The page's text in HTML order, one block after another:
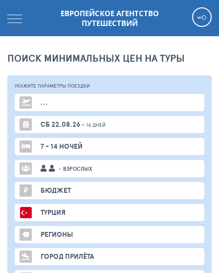
ЕВРОПЕЙСКОЕ АГЕНТСТВО
ПУТЕШЕСТВИЙ
ПОИСК МИНИМАЛЬНЫХ ЦЕН НА ТУРЫ
УКАЖИТЕ ПАРАМЕТРЫ ПОЕЗДКИ
...
СБ 22.08.26 + 14 ДНЕЙ
7 - 14 НОЧЕЙ
- ВЗРОСЛЫХ
₽ БЮДЖЕТ
ТУРЦИЯ
РЕГИОНЫ
ГОРОД ПРИЛЁТА